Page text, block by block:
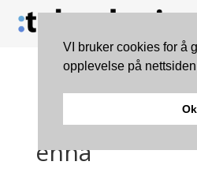
Pentagon: –
megabombe
ennå
VI bruker cookies for å
opplevelse på
Ok